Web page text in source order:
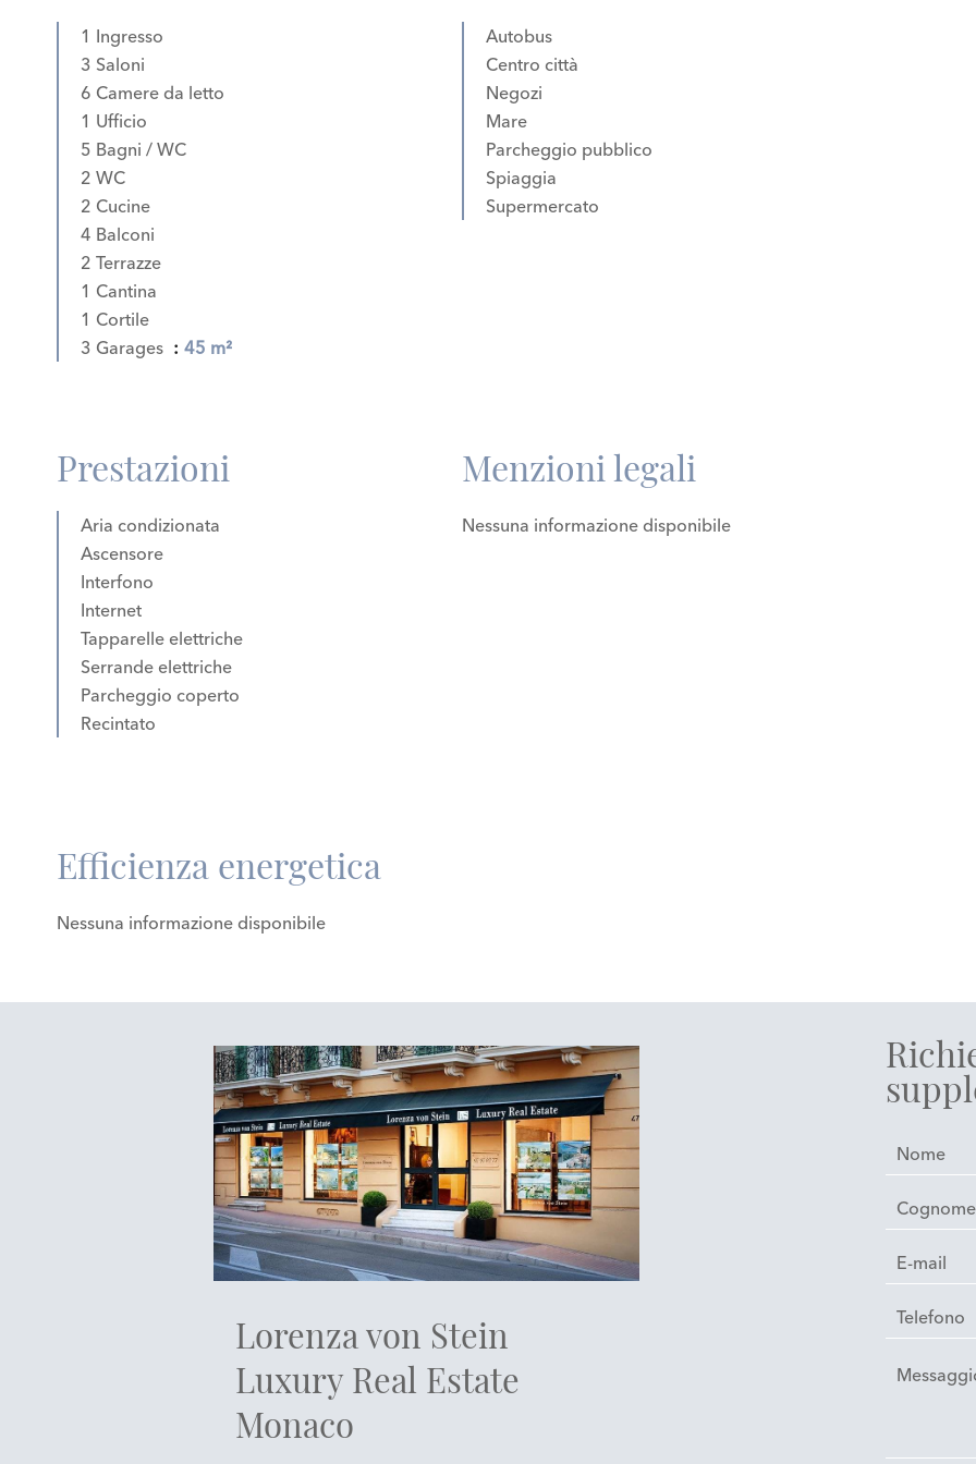
1 Ingresso
3 Saloni
6 Camere da letto
1 Ufficio
5 Bagni / WC
2 WC
2 Cucine
4 Balconi
2 Terrazze
1 Cantina
1 Cortile
3 Garages
45 m²
Autobus
Centro città
Negozi
Mare
Parcheggio pubblico
Spiaggia
Supermercato
Prestazioni
Aria condizionata
Ascensore
Interfono
Internet
Tapparelle elettriche
Serrande elettriche
Parcheggio coperto
Recintato
Menzioni legali
Nessuna informazione disponibile
Efficienza energetica
Nessuna informazione disponibile
Lorenza von Stein
Luxury Real Estate
Monaco